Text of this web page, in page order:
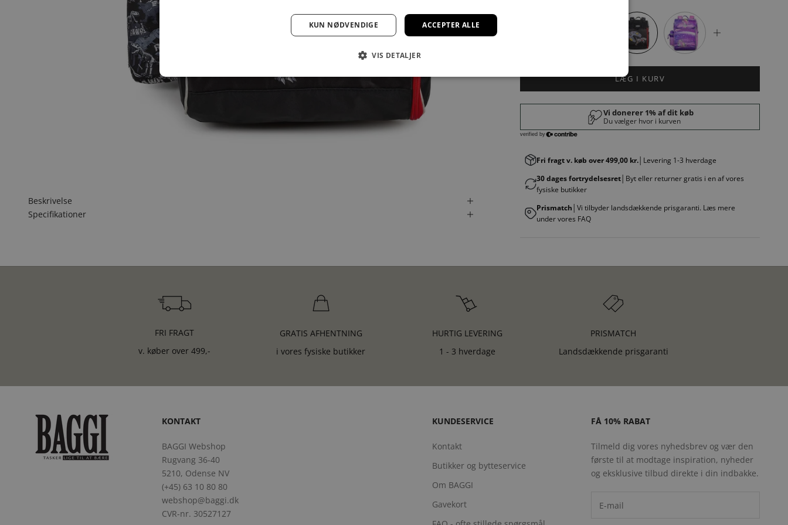
LÆG I KURV
Fri fragt v. køb over 499,00 kr. │Levering 1-3 hverdage
30 dages fortrydelsesret │Byt eller returner gratis i en af vores
fysiske butikker
Prismatch │Vi tilbyder landsdækkende prisgaranti. Læs mere
under vores FAQ
Beskrivelse
Specifikationer
FRI FRAGT
v. køber over 499,-
GRATIS AFHENTNING
i vores fysiske butikker
HURTIG LEVERING
1 - 3 hverdage
PRISMATCH
Landsdækkende prisgaranti
KONTAKT
BAGGI Webshop
Rugvang 36-40
5210, Odense NV
(+45) 63 10 80 80
webshop@baggi.dk
CVR-nr. 30527127
KUNDESERVICE
Kontakt
Butikker og bytteservice
Om BAGGI
Gavekort
FÅ 10% RABAT
Tilmeld dig vores nyhedsbrev og vær den
første til at modtage inspiration, nyheder
og eksklusive tilbud direkte i din indbakke.
ACCEPTER ALLE
KUN NØDVENDIGE
VIS DETALJER